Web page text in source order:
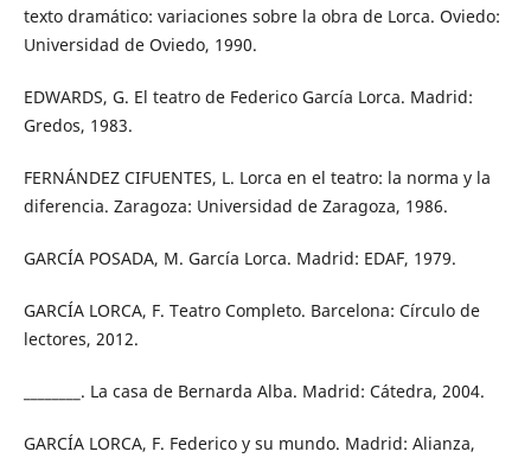
texto dramático: variaciones sobre la obra de Lorca. Oviedo:
Universidad de Oviedo, 1990.
EDWARDS, G. El teatro de Federico García Lorca. Madrid:
Gredos, 1983.
FERNÁNDEZ CIFUENTES, L. Lorca en el teatro: la norma y la
diferencia. Zaragoza: Universidad de Zaragoza, 1986.
GARCÍA POSADA, M. García Lorca. Madrid: EDAF, 1979.
GARCÍA LORCA, F. Teatro Completo. Barcelona: Círculo de
lectores, 2012.
________. La casa de Bernarda Alba. Madrid: Cátedra, 2004.
GARCÍA LORCA, F. Federico y su mundo. Madrid: Alianza,